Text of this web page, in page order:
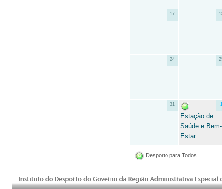
17
24
31 1
Estação de
Saúde e Bem-
Estar
Desporto para Todos